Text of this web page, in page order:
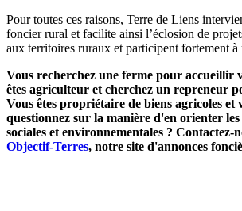
Pour toutes ces raisons, Terre de Liens
foncier rural et facilite ainsi l’éclosion de
aux territoires ruraux et participent fortement à
Vous recherchez une ferme pour accueillir
êtes agriculteur et cherchez un repreneur
Vous êtes propriétaire de biens agricoles et
questionnez sur la manière d'en orienter les
sociales et environnementales ? Contactez-
Objectif-Terres, notre site d'annonces